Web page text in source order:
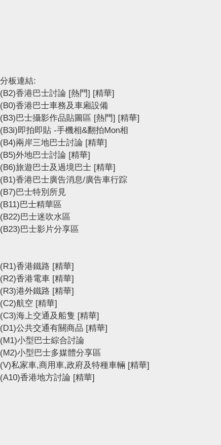
分板連結:
(B2)香港巴士討論 [熱門] [精華]
(B0)香港巴士車務及車廂設備
(B3)巴士攝影作品貼圖區 [熱門] [精華]
(B3i)即拍即貼 -手機相&翻拍Mon相
(B4)兩岸三地巴士討論 [精華]
(B5)外地巴士討論 [精華]
(B6)旅遊巴士及過境巴士 [精華]
(B1)香港巴士廣告消息/廣告車行踪
(B7)巴士特別所見
(B11)巴士精華區
(B22)巴士迷吹水區
(B23)巴士影片分享區
(R1)香港鐵路 [精華]
(R2)香港電車 [精華]
(R3)港外鐵路 [精華]
(C2)航空 [精華]
(C3)海上交通及船隻 [精華]
(D1)公共交通有關商品 [精華]
(M1)小型巴士綜合討論
(M2)小型巴士多媒體分享區
(V)私家車,商用車,政府及特種車輛 [精華]
(A10)香港地方討論 [精華]